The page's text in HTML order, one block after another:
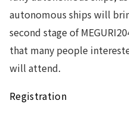
autonomous ships will
second stage of
that many people
will attend.
Registration